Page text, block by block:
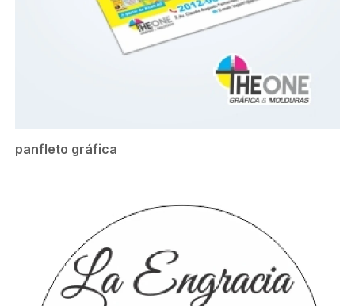
panfleto gráfica